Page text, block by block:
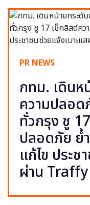
PR NEWS
กทม. เดินห
ความปลอด
ทั่วกรุง ชู
ปลอดภัย ย้
แก้ไข ประช
ผ่าน